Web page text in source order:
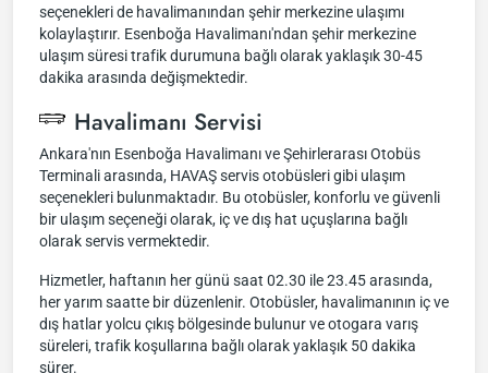
seçenekleri de havalimanından şehir merkezine ulaşımı
kolaylaştırır. Esenboğa Havalimanı'ndan şehir merkezine
ulaşım süresi trafik durumuna bağlı olarak yaklaşık 30-45
dakika arasında değişmektedir.
Havalimanı Servisi
Ankara'nın Esenboğa Havalimanı ve Şehirlerarası Otobüs
Terminali arasında, HAVAŞ servis otobüsleri gibi ulaşım
seçenekleri bulunmaktadır. Bu otobüsler, konforlu ve güvenli
bir ulaşım seçeneği olarak, iç ve dış hat uçuşlarına bağlı
olarak servis vermektedir.
Hizmetler, haftanın her günü saat 02.30 ile 23.45 arasında,
her yarım saatte bir düzenlenir. Otobüsler, havalimanının iç ve
dış hatlar yolcu çıkış bölgesinde bulunur ve otogara varış
süreleri, trafik koşullarına bağlı olarak yaklaşık 50 dakika
sürer.